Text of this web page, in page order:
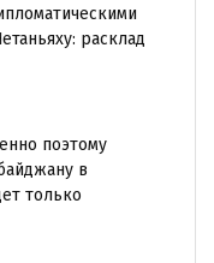
расклад
поэтому
в
только